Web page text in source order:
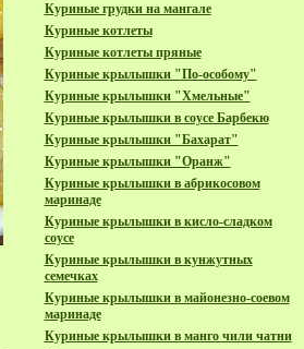
Куриные грудки на мангале
Куриные котлеты
Куриные котлеты пряные
Куриные крылышки "По-особому"
Куриные крылышки "Хмельные"
Куриные крылышки в соусе Барбекю
Куриные крылышки "Бахарат"
Куриные крылышки "Оранж"
Куриные крылышки в абрикосовом
маринаде
Куриные крылышки в кисло-сладком
соусе
Куриные крылышки в кунжутных
семечках
Куриные крылышки в майонезно-соевом
маринаде
Куриные крылышки в манго чили чатни